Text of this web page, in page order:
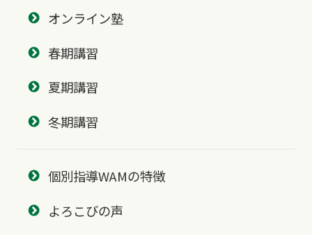
オンライン塾
春期講習
夏期講習
冬期講習
個別指導WAMの特徴
よろこびの声